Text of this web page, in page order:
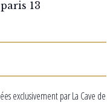
13
exclusivement par La Cave de